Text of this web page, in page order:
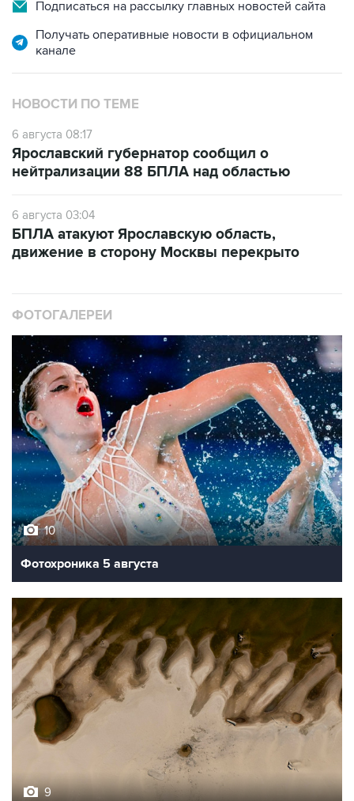
Подписаться на рассылку главных новостей сайта
Получать оперативные новости в официальном
канале
НОВОСТИ ПО ТЕМЕ
6 августа 08:17
Ярославский губернатор сообщил о
нейтрализации 88 БПЛА над областью
6 августа 03:04
БПЛА атакуют Ярославскую область,
движение в сторону Москвы перекрыто
ФОТОГАЛЕРЕИ
10
Фотохроника 5 августа
9